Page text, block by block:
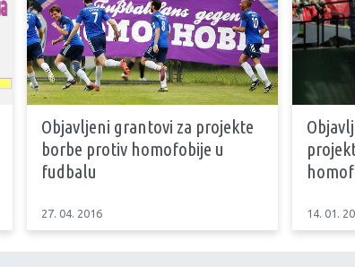
Objavljeni grantovi za projekte
borbe protiv homofobije u
fudbalu
27. 04. 2016 14. 01.